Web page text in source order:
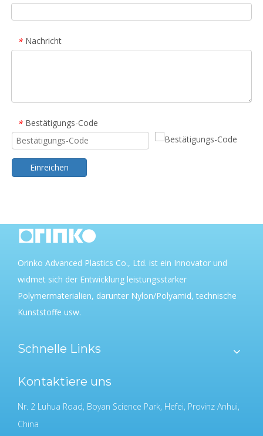
* Nachricht
* Bestätigungs-Code
Einreichen
Orinko Advanced Plastics Co., Ltd. ist ein Innovator und
widmet sich der Entwicklung leistungsstarker
Polymermaterialien, darunter Nylon/Polyamid, technische
Kunststoffe usw.
Schnelle Links
Kontaktiere uns
Nr. 2 Luhua Road, Boyan Science Park, Hefei, Provinz Anhui,
China